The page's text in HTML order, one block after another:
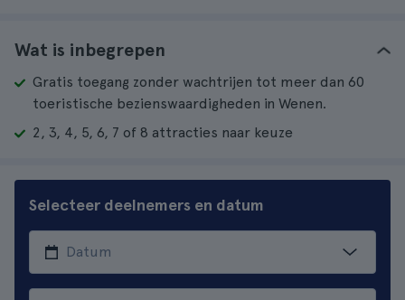
Wat is inbegrepen
Gratis toegang zonder wachtrijen tot meer dan 60
toeristische bezienswaardigheden in Wenen.
2, 3, 4, 5, 6, 7 of 8 attracties naar keuze
Selecteer deelnemers en datum